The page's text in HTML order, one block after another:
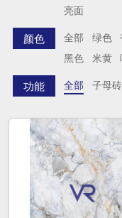
亮面
颜色 全部 绿色
黑色
米黄
功能 全部 子母砖